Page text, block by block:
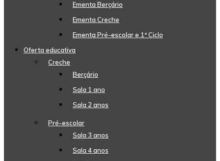
Ementa Berçário
Ementa Creche
Ementa Pré-escolar e 1º Ciclo
Oferta educativa
Creche
Berçário
Sala 1 ano
Sala 2 anos
Pré-escolar
Sala 3 anos
Sala 4 anos